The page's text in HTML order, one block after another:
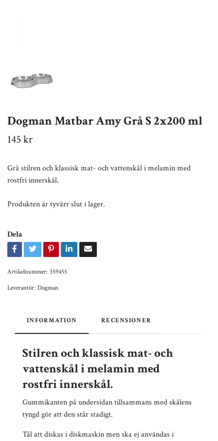
Dogman Matbar Amy Grå S 2x200 ml
145 kr
Grå stilren och klassisk mat- och vattenskål i melamin med
rostfri innerskål.
Produkten är tyvärr slut i lager.
Dela
Artikelnummer: 359455
Leverantör: Dogman
INFORMATION RECENSIONER
Stilren och klassisk mat- och
vattenskål i melamin med
rostfri innerskål.
Gummikanten på undersidan tillsammans med skålens
tyngd gör att den står stadigt.
Tål att diskas i diskmaskin men ska ej användas i